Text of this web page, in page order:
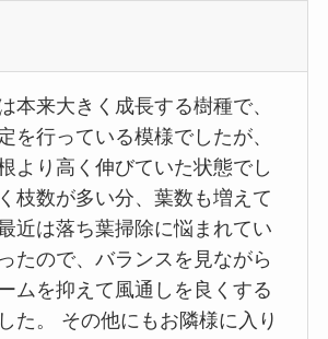
本来大きく成長する樹種で、
を行っている模様でしたが、
より高く伸びていた状態でし
枝数が多い分、葉数も増えて
近は落ち葉掃除に悩まれてい
たので、バランスを見ながら
ムを抑えて風通しを良くする
た。 その他にもお隣様に入り